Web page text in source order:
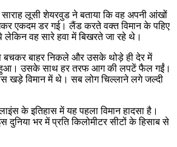
साराह लूसी शेयरवुड ने बताया कि वह अपनी आंखों
एकदम डर गई। लैंड करते वक्त विमान के पहिए
वह सारे हवा में बिखरते जा रहे थे।
बचकर बाहर निकले और उसके थोड़े ही देर में
हुआ। उसके साथ हर तरफ आग की लपटें फैल गईं।
खड़े विमान में थे। सब लोग चिल्लाने लगे जल्दी
के इतिहास में यह पहला विमान हादसा है।
दुनिया भर में प्रति किलोमीटर सीटों के हिसाब से